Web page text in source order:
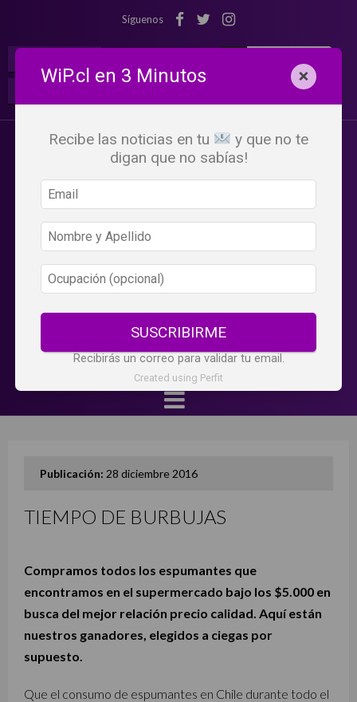
Síguenos
Publicación: 28 diciembre 2016
TIEMPO DE BURBUJAS
Compramos todos los espumantes que
encontramos en el supermercado bajo los $5.000 en
busca del mejor relación precio calidad. Aquí están
nuestros ganadores, elegidos a ciegas por
supuesto.
Que el consumo de espumantes en Chile durante todo el
WiP.cl en 3 Minutos ×
Recibe las noticias en tu
y que no te
digan que no sabías!
SUSCRIBIRME
Recibirás un correo para validar tu email.
Created using Perfit